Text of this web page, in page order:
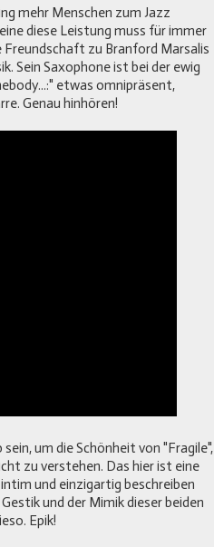
mehr Menschen zum Jazz
diese Leistung muss für immer
zu Branford Marsalis
Sein Saxophone ist bei der ewig
etwas omnipräsent,
Genau hinhören!
um die Schönheit von "Fragile",
zu verstehen. Das hier ist eine
und einzigartig beschreiben
und der Mimik dieser beiden
Epik!